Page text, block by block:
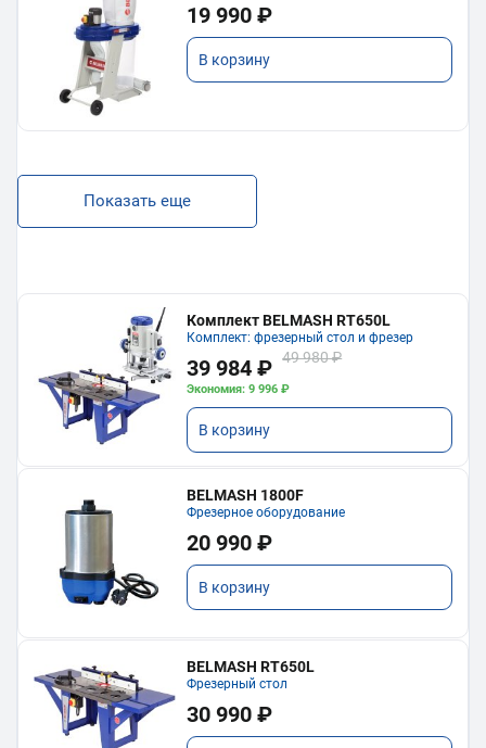
19 990 ₽
В корзину
Показать еще
Комплект BELMASH RT650L
Комплект: фрезерный стол и фрезер
39 984 ₽ 49 980 ₽
Экономия: 9 996 ₽
В корзину
BELMASH 1800F
Фрезерное оборудование
20 990 ₽
В корзину
BELMASH RT650L
Фрезерный стол
30 990 ₽